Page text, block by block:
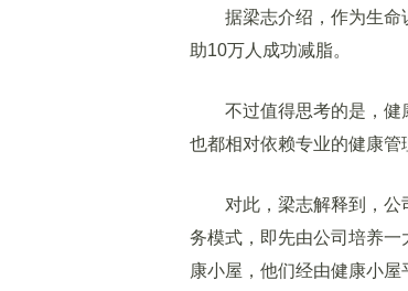
据梁志介绍，作为生命
助10万人成功减脂。
不过值得思考的是，健康
也都相对依赖专业的健康
对此，梁志解释到，公司
务模式，即先由公司培养一
康小屋，他们经由健康小